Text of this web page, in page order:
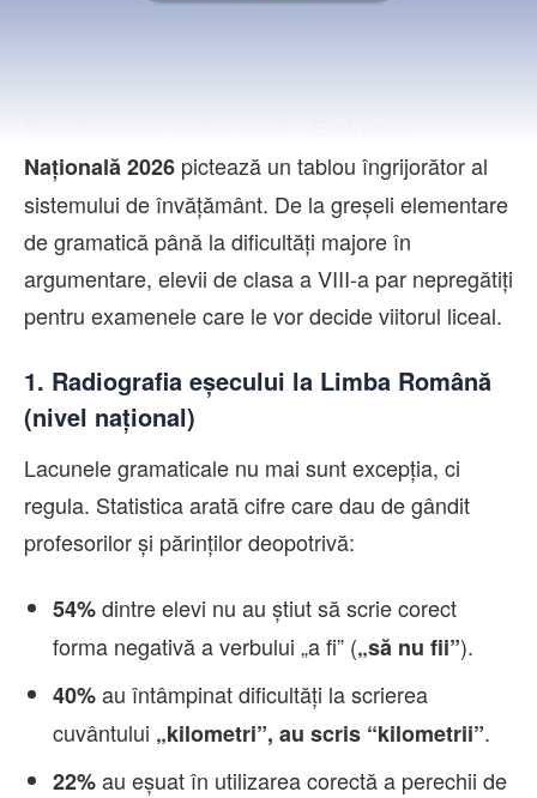
Națională 2026 pictează un tablou îngrijorător al
sistemului de învățământ. De la greșeli elementare
de gramatică până la dificultăți majore în
argumentare, elevii de clasa a VIII-a par nepregătiți
pentru examenele care le vor decide viitorul liceal.
1. Radiografia eșecului la Limba Română
(nivel național)
Lacunele gramaticale nu mai sunt excepția, ci
regula. Statistica arată cifre care dau de gândit
profesorilor și părinților deopotrivă:
54%dintre elevi nu au știut să scrie corect
forma negativă a verbului „a fi” („să nu fii”).
40%au întâmpinat dificultăți la scrierea
cuvântului „kilometri”, au scris “kilometrii”.
22%au eșuat în utilizarea corectă a perechii de